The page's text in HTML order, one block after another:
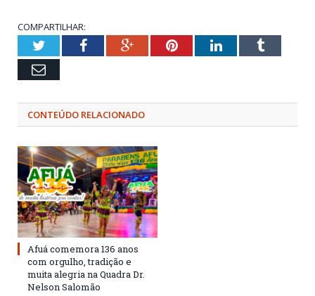
COMPARTILHAR:
TwitterFacebookGoogle+PinterestLinkedInTumblr
Email
CONTEÚDO RELACIONADO
Afuá comemora 136 anos
com orgulho, tradição e
muita alegria na Quadra Dr.
Nelson Salomão